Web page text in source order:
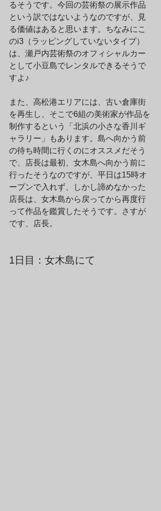
るそうです。今回の芸術祭の展示作品
という訳ではないようなのですが、見
る価値はあると思います。ちなみにこ
のi3（ラッピングしていないタイプ）
は、瀬戸内芸術祭のオフィシャルカー
として小豆島でレンタルできるそうで
すよ♪
また、高松港エリアには、古い倉庫街
を再生し、そこで6組の美術家が作品を
制作するという「北浜の小さな香川ギ
ャラリー」もあります。島へ向かう前
の待ち時間に行くのにオススメだそう
で、店長は最初、女木島へ向かう前に
行ったそうなのですが、平日は15時オ
ープンで入れず、しかし諦めなかった
店長は、女木島から戻ってから再度行
って作品を鑑賞したそうです。さすが
です、店長。
1日目：女木島にて